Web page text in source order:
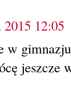
12:05
w
jeszcze